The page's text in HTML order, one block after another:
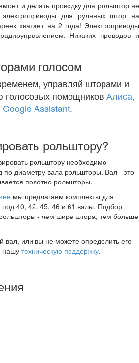
и делать проводку для рольштор не
для рулнных штор на
хватает на 2 года! Электроприводы
Никаких проводов и
голосом
управляй шторами и
помощников Алиса,
Google Assistant.
рольштору?
рольштору необходимо
по диаметру вала рольшторы. Вал - это
полотно рольшторы.
мы предлагаем комплекты для
под 40, 42, 45, 46 и 61 валы. Подбор
- чем шире штора, тем больше
вал, или вы не можете определить его
нашу техническую поддержку.